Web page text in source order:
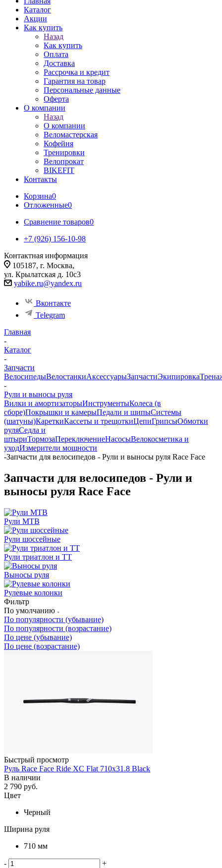
Каталог
Акции
Как купить
Назад
Как купить
Оплата
Доставка
Рассрочка и кредит
Гарантия на товар
Персональные данные
Оферта
О компании
Назад
О компании
Веломастерская
Кофейня
Тренировки
Велопрокат
BIKEFIT
Контакты
Корзина0
Отложенные0
Сравнение товаров0
+7 (926) 156-10-98
Контактная информация
105187, г. Москва,
ул. Крылатская д. 10с3
yabike.ru@yandex.ru
Вконтакте
Telegram
Главная
-
Каталог
-
Запчасти
ВелосипедыВелостанкиАксессуарыЗапчастиЭкипировка
-
Рули и выносы руля
Вилки и амортизаторыИнструментыКолеса (в
сборе)Покрышки и камерыПедали и шипыСистемы
(шатуны)КареткиКассеты и трещоткиЦепиГрипсыОбмотки
руляСедла и
штыриТормозаПереключениеНасосыВелокосметика и
уходИзмерители мощности
-Запчасти для велосипедов - Рули и выносы руля Race Face
Запчасти для велосипедов - Рули и
выносы руля Race Face
Рули MTB
Рули шоссейные
Рули триатлон и ТТ
Выносы руля
Рулевые колонки
Фильтр
По умолчанию
По популярности (убывание)
По популярности (возрастание)
По цене (убывание)
По цене (возрастание)
Быстрый просмотр
Руль Race Face Ride XC Flat 710x31.8 Black
В наличии
2 790 руб.
Цвет
Черный
Ширина руля
710 мм
-
+